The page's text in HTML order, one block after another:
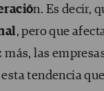
n. Es decir,
, pero que
las
tendencia